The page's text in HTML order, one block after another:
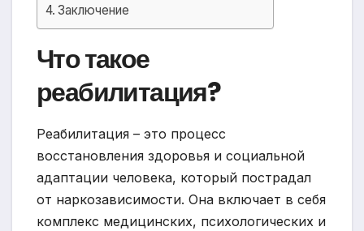
Заключение
Что такое
реабилитация?
Реабилитация – это процесс
восстановления здоровья и социальной
адаптации человека, который пострадал
от наркозависимости. Она включает в себя
комплекс медицинских, психологических и